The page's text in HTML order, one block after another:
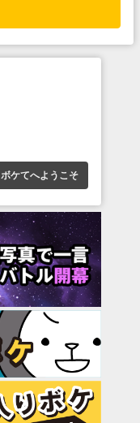
ボケてへようこそ